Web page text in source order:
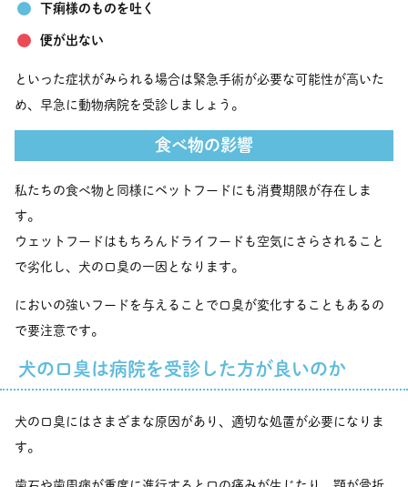
下痢様のものを吐く
便が出ない
といった症状がみられる場合は緊急手術が必要な可能性が高いた
め、早急に動物病院を受診しましょう。
食べ物の影響
私たちの食べ物と同様にペットフードにも消費期限が存在しま
す。
ウェットフードはもちろんドライフードも空気にさらされること
で劣化し、犬の口臭の一因となります。
においの強いフードを与えることで口臭が変化することもあるの
で要注意です。
犬の口臭は病院を受診した方が良いのか
犬の口臭にはさまざまな原因があり、適切な処置が必要になりま
す。